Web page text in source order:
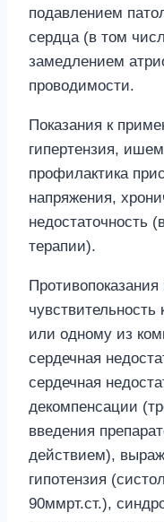
подавлением
сердца (в том
замедлением
проводимости.
Показания к
гипертензия,
профилактика
напряжения,
недостаточность
терапии).
или одному из
сердечная
сердечная
декомпенсации
введения
действием),
гипотензия
90ммрт.ст.),